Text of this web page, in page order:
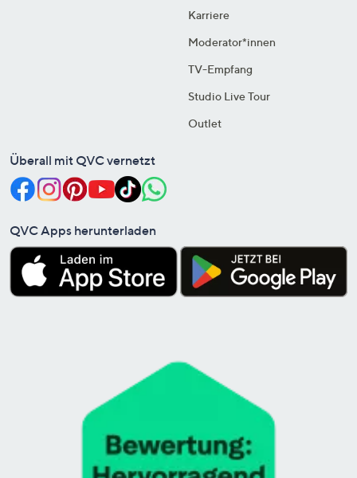
Karriere
Moderator*innen
TV-Empfang
Studio Live Tour
Outlet
Überall mit QVC vernetzt
QVC Apps herunterladen